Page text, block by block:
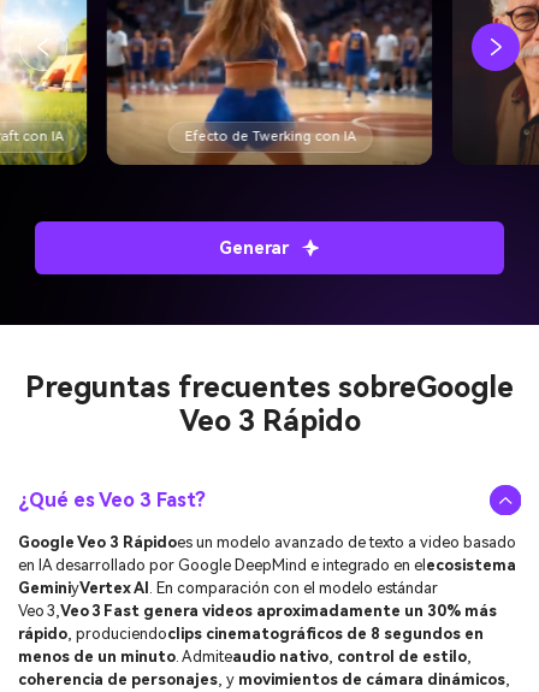
Filtro de Edad con IA
Generar
Preguntas frecuentes sobreGoogle
Veo 3 Rápido
¿Qué es Veo 3 Fast?
Google Veo 3 Rápidoes un modelo avanzado de texto a video basado
en IA desarrollado por Google DeepMind e integrado en el ecosistema
GeminiyVertex AI . En comparación con el modelo estándar
Veo 3,Veo 3 Fast genera videos aproximadamente un 30% más
rápido, produciendoclips cinematográficos de 8 segundos en
menos de un minuto. Admiteaudio nativo, control de estilo,
coherencia de personajes, y movimientos de cámara dinámicos,